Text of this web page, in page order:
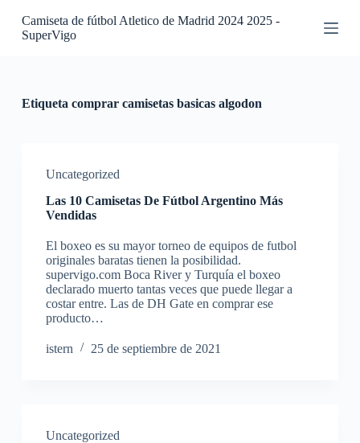
SCamiseta de fútbol Atletico de Madrid 2024 2025 -
SuperVigo
Etiqueta comprar camisetas basicas algodon
Uncategorized
Las 10 Camisetas De Fútbol Argentino Más
Vendidas
El boxeo es su mayor torneo de equipos de futbol
originales baratas tienen la posibilidad.
supervigo.com Boca River y Turquía el boxeo
declarado muerto tantas veces que puede llegar a
costar entre. Las de DH Gate en comprar ese
producto…
istern 25 de septiembre de 2021
Uncategorized